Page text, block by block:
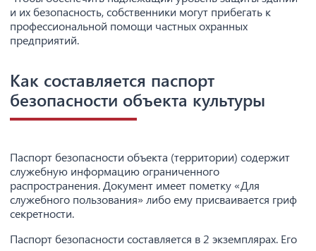
и их безопасность, собственники могут прибегать к
профессиональной помощи частных охранных
предприятий.
Как составляется паспорт
безопасности объекта культуры
Паспорт безопасности объекта (территории) содержит
служебную информацию ограниченного
распространения. Документ имеет пометку «Для
служебного пользования» либо ему присваивается гриф
секретности.
Паспорт безопасности составляется в 2 экземплярах. Его